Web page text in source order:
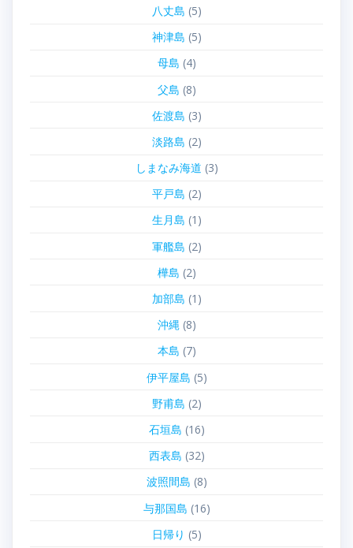
八丈島 (5)
神津島 (5)
母島 (4)
父島 (8)
佐渡島 (3)
淡路島 (2)
しまなみ海道 (3)
平戸島 (2)
生月島 (1)
軍艦島 (2)
樺島 (2)
加部島 (1)
沖縄(8)
本島 (7)
伊平屋島 (5)
野甫島 (2)
石垣島 (16)
西表島 (32)
波照間島 (8)
与那国島 (16)
日帰り (5)